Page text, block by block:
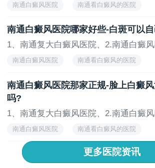
如果有任何疑问或症状变化，应及时寻
南通白癜风医院 南通看白癜风的医院
南通白癜风医院哪家好些-白斑可以
1、南通复大白癜风医院、2.南通白癜
南通白癜风医院 南通看白癜风的医院
南通白癜风医院那家正规-脸上白癜
吗?
1、南通复大白癜风医院、2.南通白癜
南通白癜风医院 南通看白癜风的医院
南通白癜风医院怎么样 南通治疗白癜风的医
更多医院资讯